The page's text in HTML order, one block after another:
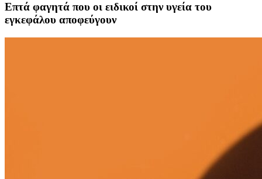
Επτά φαγητά που οι ειδικοί στην υγεία του
εγκεφάλου αποφεύγουν